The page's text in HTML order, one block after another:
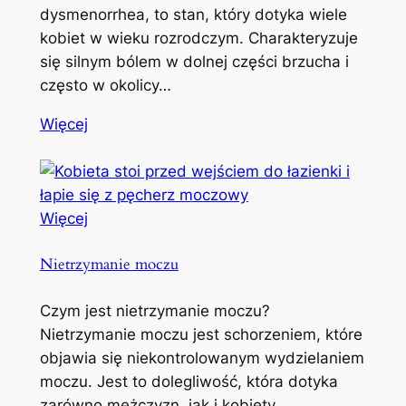
dysmenorrhea, to stan, który dotyka wiele
kobiet w wieku rozrodczym. Charakteryzuje
się silnym bólem w dolnej części brzucha i
często w okolicy…
Więcej
Więcej
Nietrzymanie moczu
Czym jest nietrzymanie moczu?
Nietrzymanie moczu jest schorzeniem, które
objawia się niekontrolowanym wydzielaniem
moczu. Jest to dolegliwość, która dotyka